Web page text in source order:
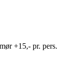
+15,- pr. pers.